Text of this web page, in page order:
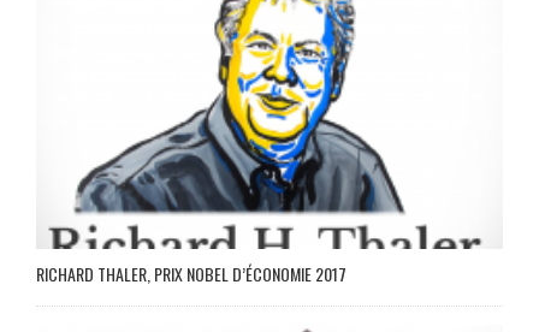
RICHARD THALER, PRIX NOBEL D’ÉCONOMIE 2017